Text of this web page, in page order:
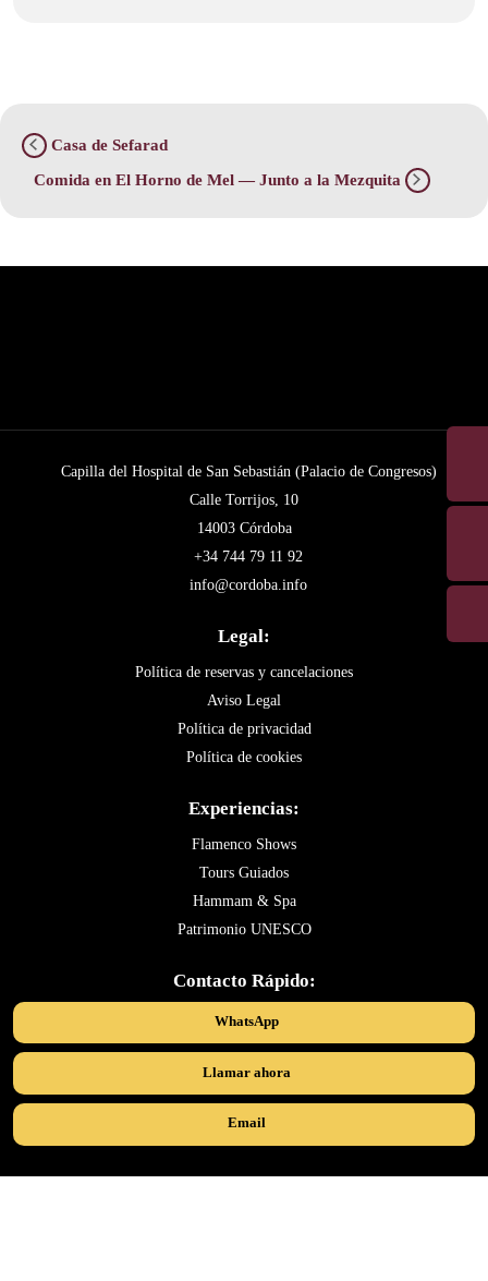
Casa de Sefarad
Comida en El Horno de Mel — Junto a la Mezquita
Capilla del Hospital de San Sebastián (Palacio de Congresos)
Calle Torrijos, 10
14003 Córdoba
+34 744 79 11 92
info@cordoba.info
Legal:
Política de reservas y cancelaciones
Aviso Legal
Política de privacidad
Política de cookies
Experiencias:
Flamenco Shows
Tours Guiados
Hammam & Spa
Patrimonio UNESCO
Contacto Rápido:
WhatsApp
Llamar ahora
Email